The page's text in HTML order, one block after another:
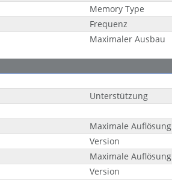
Memory Type
Frequenz
Maximaler Ausbau
Unterstützung
Maximale Auflösung
Version
Maximale Auflösung
Version